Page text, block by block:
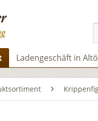
Ladengeschäft in